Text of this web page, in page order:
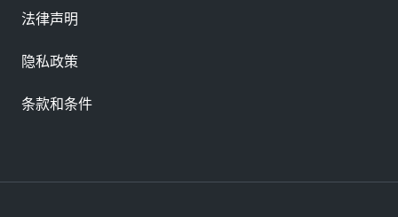
法律声明
隐私政策
条款和条件